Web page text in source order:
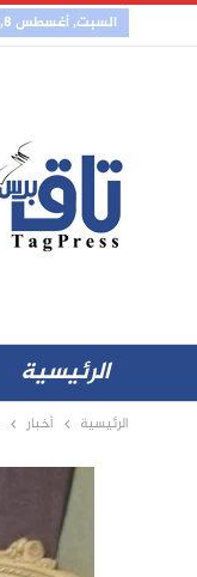
السبت, أغسطس 8, 2026
الرئيسية
الرئيسية أخبار